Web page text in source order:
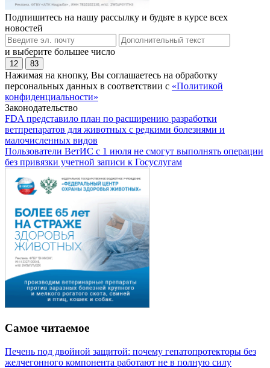
Подпишитесь на нашу рассылку и будьте в курсе всех
новостей
и выберите большее число
12 83
Нажимая на кнопку, Вы соглашаетесь на обработку
персональных данных в соответствии с «Политикой
конфиденциальности»
Законодательство
FDA представило план по расширению разработки
ветпрепаратов для животных с редкими болезнями и
малочисленных видов
Пользователи ВетИС с 1 июля не смогут выполнять операции
без привязки учетной записи к Госуслугам
Самое читаемое
Печень под двойной защитой: почему гепатопротекторы без
желчегонного компонента работают не в полную силу